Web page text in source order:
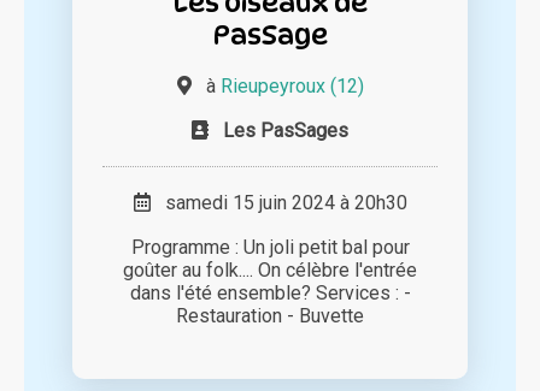
PasSage
à Rieupeyroux (12)
Les PasSages
samedi 15 juin 2024 à 20h30
Programme : Un joli petit bal pour
goûter au folk.... On célèbre l'entrée
dans l'été ensemble? Services : -
Restauration - Buvette